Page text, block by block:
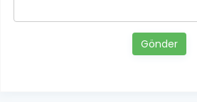
Gönder